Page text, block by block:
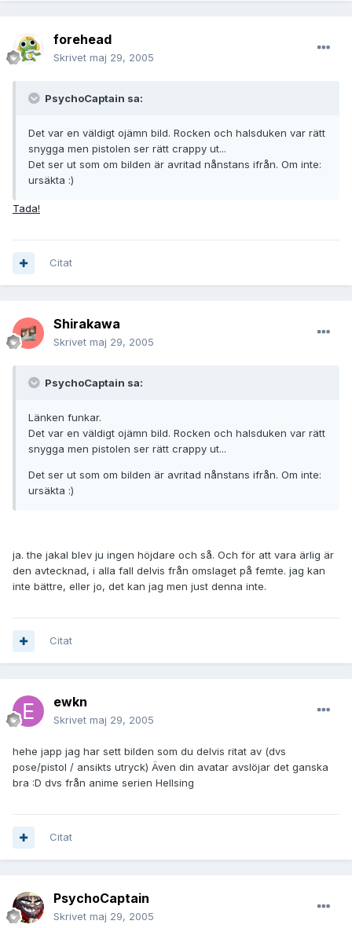
forehead
Skrivet maj 29, 2005
PsychoCaptain sa:
Det var en väldigt ojämn bild. Rocken och halsduken var rätt
snygga men pistolen ser rätt crappy ut...
Det ser ut som om bilden är avritad nånstans ifrån. Om inte:
ursäkta :)
Tada!
Citat
Shirakawa
Skrivet maj 29, 2005
PsychoCaptain sa:
Länken funkar.
Det var en väldigt ojämn bild. Rocken och halsduken var rätt
snygga men pistolen ser rätt crappy ut...
Det ser ut som om bilden är avritad nånstans ifrån. Om inte:
ursäkta :)
ja. the jakal blev ju ingen höjdare och så. Och för att vara ärlig är
den avtecknad, i alla fall delvis från omslaget på femte. jag kan
inte bättre, eller jo, det kan jag men just denna inte.
Citat
ewkn
Skrivet maj 29, 2005
hehe japp jag har sett bilden som du delvis ritat av (dvs
pose/pistol / ansikts utryck) Även din avatar avslöjar det ganska
bra :D dvs från anime serien Hellsing
Citat
PsychoCaptain
Skrivet maj 29, 2005